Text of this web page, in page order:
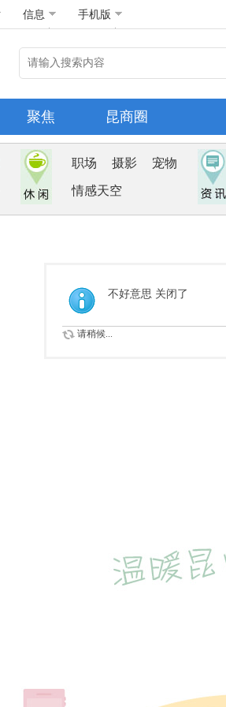
信息 手机版
聚焦 昆商圈
职场 摄影 宠物
情感天空
不好意思 关闭了
请稍候...